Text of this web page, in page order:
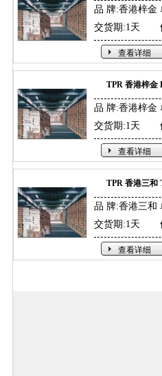
品 牌:香港梓金
交货期:1天
查看详细
TPR 香港梓金
品 牌:香港梓金
交货期:1天
查看详细
TPR 香港三和
品 牌:香港三和
交货期:1天
查看详细